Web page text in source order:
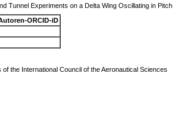
Tunnel Experiments on a Delta Wing Oscillating in Pitch
ORCID-iD
the International Council of the Aeronautical Sciences